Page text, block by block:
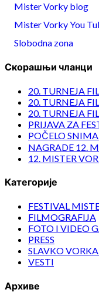
Mister Vorky blog
Mister Vorky You
Slobodna zona
Скорашњи чланци
20. TURNEJA
20. TURNEJA
20. TURNEJA
PRIJAVA ZA
POČELO
NAGRADE 12.
12. MISTER
Категорије
FESTIVAL
FILMOGRAFIJA
FOTO I VIDEO
PRESS
SLAVKO
VESTI
Архиве